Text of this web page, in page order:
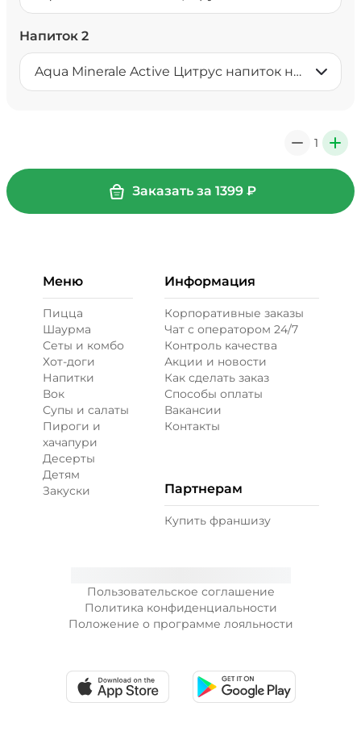
Напиток 2
Aqua Minerale Active Цитрус напиток негазированный 0,5 л
1 +
Заказать за 1399₽
Пользовательское соглашение
Политика конфиденциальности
Положение о программе лояльности
Меню
Пицца
Шаурма
Сеты и комбо
Хот-доги
Напитки
Вок
Супы и салаты
Пироги и
хачапури
Десерты
Детям
Закуски
Информация
Корпоративные заказы
Чат с оператором 24/7
Контроль качества
Акции и новости
Как сделать заказ
Способы оплаты
Вакансии
Контакты
Партнерам
Купить франшизу